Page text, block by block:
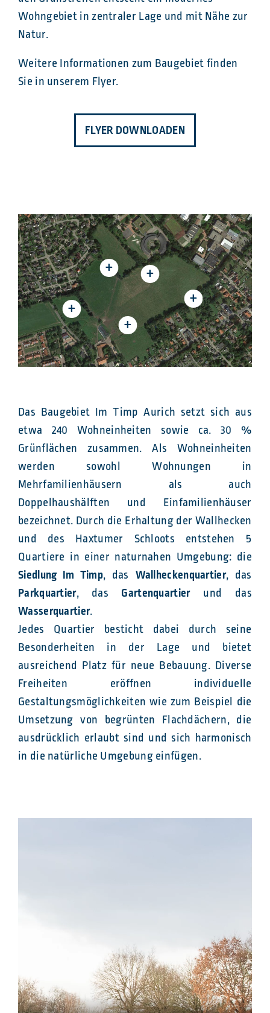
Wohngebiet in zentraler Lage und mit Nähe zur
Natur.
Weitere Informationen zum Baugebiet finden
Sie in unserem Flyer.
FLYER DOWNLOADEN
+
+
+
+
+
Das Baugebiet Im Timp Aurich setzt sich aus
etwa 240 Wohneinheiten sowie ca. 30 %
Grünflächen zusammen. Als Wohneinheiten
werden sowohl Wohnungen in
Mehrfamilienhäusern als auch
Doppelhaushälften und Einfamilienhäuser
bezeichnet. Durch die Erhaltung der Wallhecken
und des Haxtumer Schloots entstehen 5
Quartiere in einer naturnahen Umgebung: die
Siedlung Im Timp, das Wallheckenquartier, das
Parkquartier, das Gartenquartierund das
Wasserquartier.
Jedes Quartier besticht dabei durch seine
Besonderheiten in der Lage und bietet
ausreichend Platz für neue Bebauung. Diverse
Freiheiten eröffnen individuelle
Gestaltungsmöglichkeiten wie zum Beispiel die
Umsetzung von begrünten Flachdächern, die
ausdrücklich erlaubt sind und sich harmonisch
in die natürliche Umgebung einfügen.